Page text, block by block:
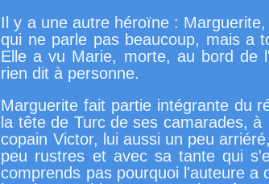
Il y a une autre héroïne :
qui ne parle pas beaucoup, mais a
Elle a vu Marie, morte, au bord de
rien dit à personne.
Marguerite fait partie intégrante du
la tête de Turc de ses camarades,
copain Victor, lui aussi un peu
peu rustres et avec sa tante qui
comprends pas pourquoi l'auteure a